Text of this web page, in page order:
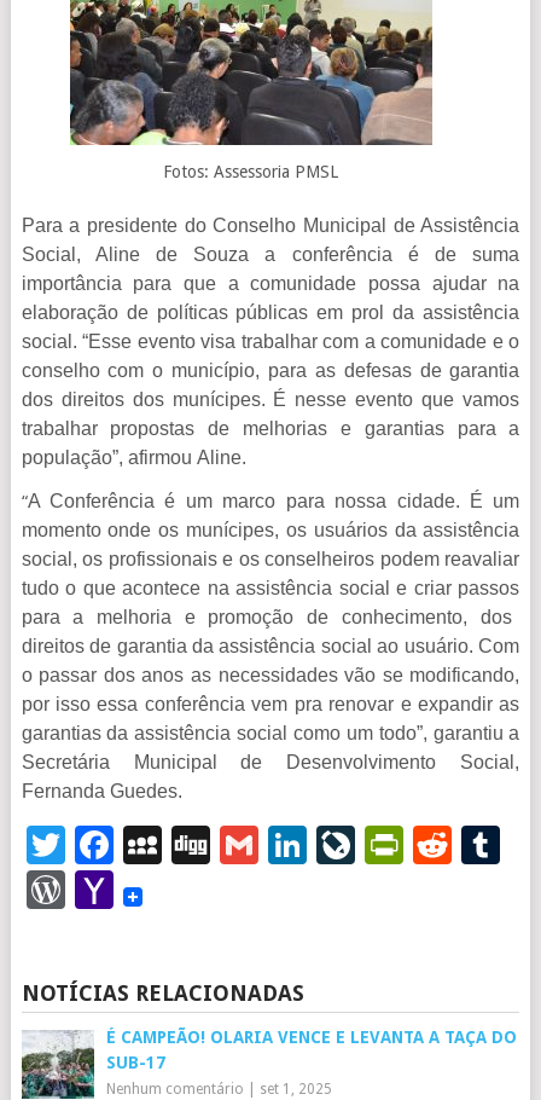
Fotos: Assessoria PMSL
Para a presidente do Conselho Municipal de Assistência
Social, Aline de Souza a conferência é de suma
importância para que a comunidade possa ajudar na
elaboração de políticas públicas em prol da assistência
social. “Esse evento visa trabalhar com a comunidade e o
conselhocom o município, para as defesas de garantia
dos direitos dos munícipes. É nesse evento que vamos
trabalhar propostas de melhorias e garantias para a
população”, afirmou Aline.
“A Conferência é um marco para nossa cidade. É um
momento onde os munícipes, os usuários da assistência
social, os profissionais e os conselheiros podem reavaliar
tudo o que acontece na assistência social e criar passos
para a melhoria e promoção de conhecimento, dos
direitos de garantia da assistência social ao usuário. Com
o passar dos anos as necessidades vão se modificando,
por isso essa conferência vem pra renovar e expandir as
garantias da assistência social como um todo”, garantiu a
Secretária Municipal de Desenvolvimento Social,
Fernanda Guedes.
Twitter
Facebook
MySpace
DiggGmailLinkedIn
WordPress
Yahoo
NOTÍCIAS RELACIONADAS
É CAMPEÃO! OLARIA VENCE E LEVANTA A TAÇA DO
SUB-17
Nenhum comentário set 1, 2025